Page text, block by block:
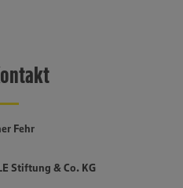
Fehr
Stiftung & Co. KG